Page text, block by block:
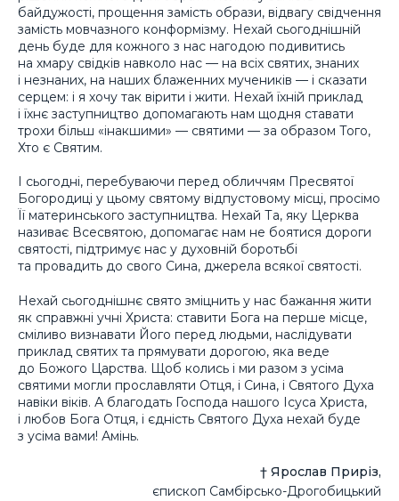
байдужості, прощення замість образи, відвагу свідчення
замість мовчазного конформізму. Нехай сьогоднішній
день буде для кожного з нас нагодою подивитись
на хмару свідків навколо нас — на всіх святих, знаних
і незнаних, на наших блаженних мучеників — і сказати
серцем: і я хочу так вірити і жити. Нехай їхній приклад
і їхнє заступництво допомагають нам щодня ставати
трохи більш «інакшими» — святими — за образом Того,
Хто є Святим.
І сьогодні, перебуваючи перед обличчям Пресвятої
Богородиці у цьому святому відпустовому місці, просімо
Її материнського заступництва. Нехай Та, яку Церква
називає Всесвятою, допомагає нам не боятися дороги
святості, підтримує нас у духовній боротьбі
та провадить до свого Сина, джерела всякої святості.
Нехай сьогоднішнє свято зміцнить у нас бажання жити
як справжні учні Христа: ставити Бога на перше місце,
сміливо визнавати Його перед людьми, наслідувати
приклад святих та прямувати дорогою, яка веде
до Божого Царства. Щоб колись і ми разом з усіма
святими могли прославляти Отця, і Сина, і Святого Духа
навіки віків. А благодать Господа нашого Ісуса Христа,
і любов Бога Отця, і єдність Святого Духа нехай буде
з усіма вами! Амінь.
† Ярослав Приріз,
єпископ Самбірсько-Дрогобицький